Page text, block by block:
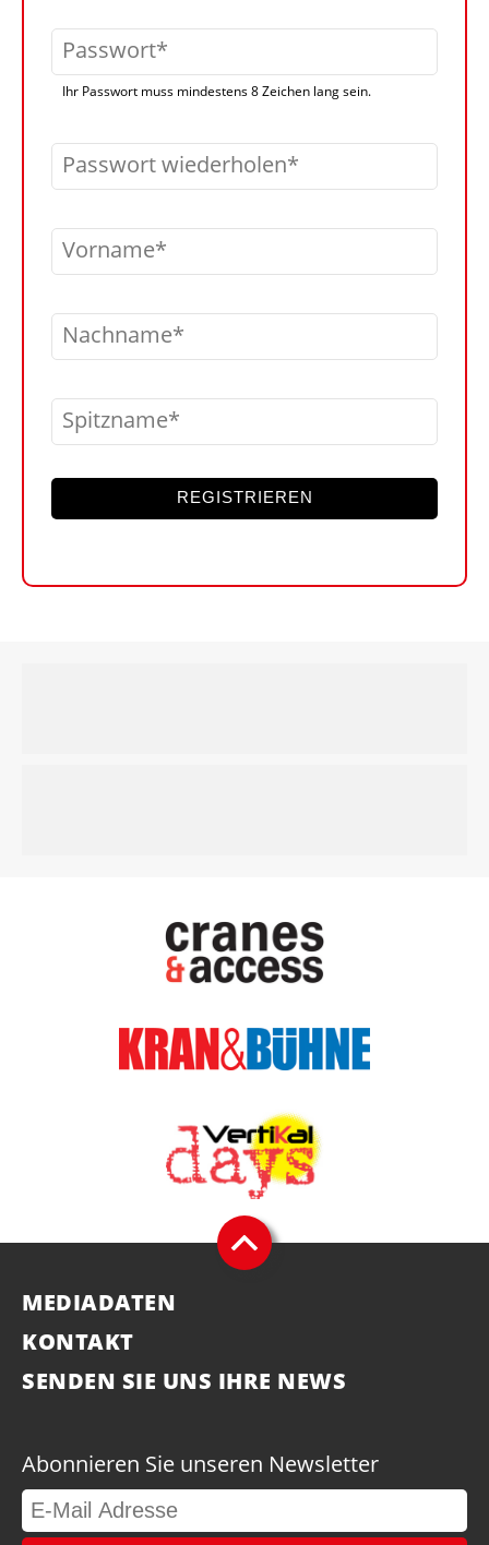
Passwort
Ihr Passwort muss mindestens 8 Zeichen lang sein.
Passwort wiederholen
Vorname
Nachname
Spitzname
REGISTRIEREN
MEDIADATEN
KONTAKT
SENDEN SIE UNS IHRE NEWS
Abonnieren Sie unseren Newsletter